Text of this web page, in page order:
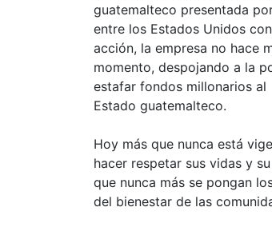
guatemalteco presentada
entre los Estados Unidos
acción, la empresa no hace
momento, despojando a la
estafar fondos millonarios al
Estado guatemalteco.
Hoy más que nunca está
hacer respetar sus vidas y
que nunca más se pongan
del bienestar de las